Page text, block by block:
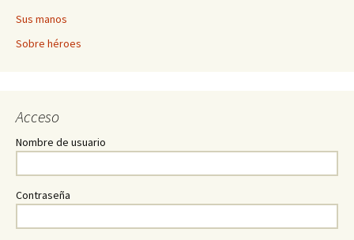
Sus manos
Sobre héroes
Acceso
Nombre de usuario
Contraseña